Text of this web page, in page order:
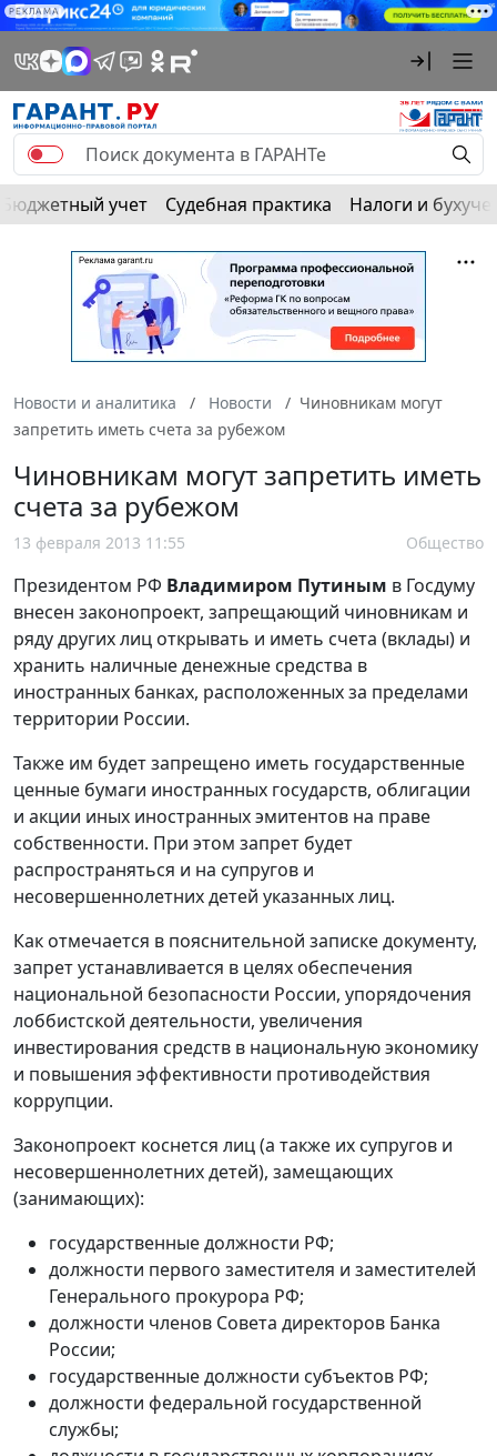
РЕКЛАМА
Бюджетный учет Судебная практика Налоги и
Новости и аналитика Новости
Чиновникам могут
запретить иметь счета за рубежом
Чиновникам могут запретить иметь
счета за рубежом
13 февраля 2013 11:55 Общество
Президентом РФ Владимиром Путиным в Госдуму
внесен законопроект, запрещающий чиновникам и
ряду других лиц открывать и иметь счета (вклады) и
хранить наличные денежные средства в
иностранных банках, расположенных за пределами
территории России.
Также им будет запрещено иметь государственные
ценные бумаги иностранных государств, облигации
и акции иных иностранных эмитентов на праве
собственности. При этом запрет будет
распространяться и на супругов и
несовершеннолетних детей указанных лиц.
Как отмечается в пояснительной записке документу,
запрет устанавливается в целях обеспечения
национальной безопасности России, упорядочения
лоббистской деятельности, увеличения
инвестирования средств в национальную экономику
и повышения эффективности противодействия
коррупции.
Законопроект коснется лиц (а также их супругов и
несовершеннолетних детей), замещающих
(занимающих):
государственные должности РФ;
должности первого заместителя и заместителей
Генерального прокурора РФ;
должности членов Совета директоров Банка
России;
государственные должности субъектов РФ;
должности федеральной государственной
службы;